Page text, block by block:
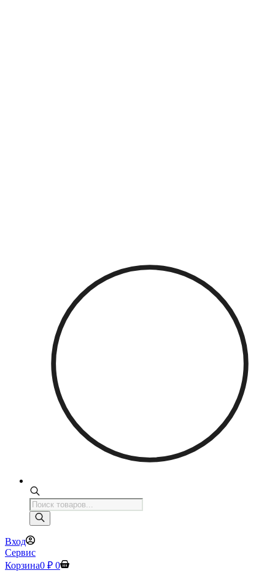
Поиск
товаров
Вход
Сервис
Корзина0 ₽ 0